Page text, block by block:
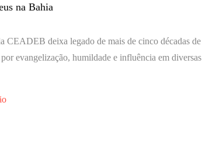
na Bahia
CEADEB deixa legado de mais de cinco décadas de
evangelização, humildade e influência em diversas